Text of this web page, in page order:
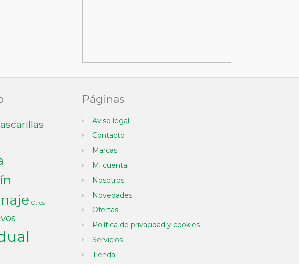
Otros
Páginas
Aviso legal
Contacto
Marcas
Mi cuenta
Nosotros
Novedades
Ofertas
Política de privacidad y cookies
Servicios
Tienda